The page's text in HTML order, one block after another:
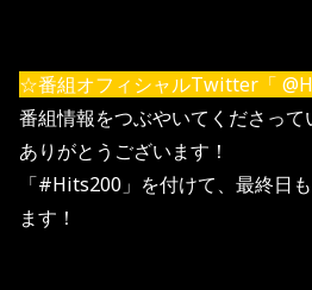
☆番組オフィシャルTwitter「
番組情報をつぶやいてくださって
ありがとうございます！
「#Hits200」を付けて、最終日
ます！